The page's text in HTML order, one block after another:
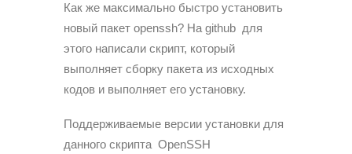
Как же максимально быстро установить
новый пакет openssh? На github для
этого написали скрипт, который
выполняет сборку пакета из исходных
кодов и выполняет его установку.
Поддерживаемые версии установки для
данного скрипта OpenSSH